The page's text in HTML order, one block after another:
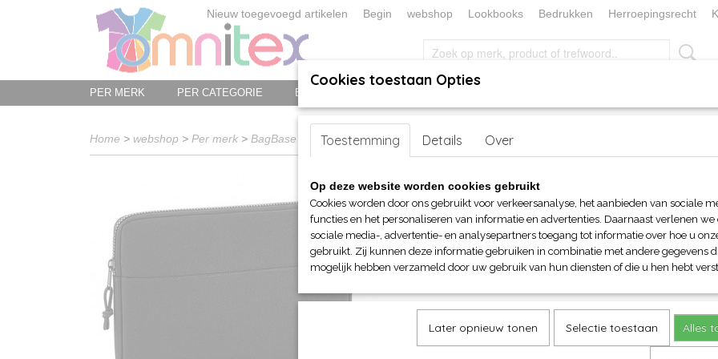
Nieuw toegevoegd artikelen Begin webshop Lookbooks Bedrukken Herroepingsrecht
PER MERK PER CATEGORIE BED-, BAD-, KEUKEN EN TAFELLINNEN KERST/
Home > webshop > Per merk > BagBase - tassen>Boodschappen en Schoudertas> > BagBase
BagBase Essential 15" Laptop
€ 16,40 (inclusief btw 21%)
Maat Kleuren
Cookies toestaan Opties
Toestemming Details Over
Op deze website worden cookies gebruikt
Cookies worden door ons gebruikt voor verkeersanalyse, het aanbieden van sociale
functies en het personaliseren van informatie en advertenties. Daarnaast verlenen we
sociale media-, advertentie- en analysepartners toegang tot informatie over hoe u
gebruikt. Zij kunnen deze informatie gebruiken in combinatie met andere gegevens
mogelijk hebben verzameld door uw gebruik van hun diensten of die u hen hebt
Later opnieuw tonen Selectie toestaan Alles